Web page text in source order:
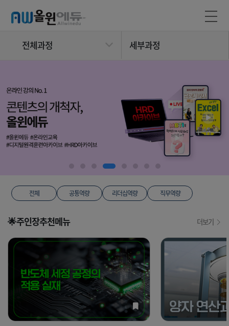
전체과정 세부과정
전체 공통역량 리더십역량 직무역량
🌟주인장추천메뉴 더보기